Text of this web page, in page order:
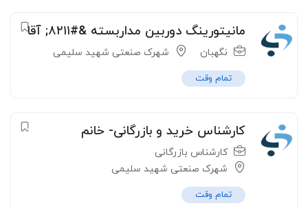
مانیتورینگ دوربین مداربسته &#۸۲۱۱; آقا
نگهبان شهرک صنعتی شهید سلیمی
تمام وقت
کارشناس خرید و بازرگانی- خانم
کارشناس بازرگانی
شهرک صنعتی شهید سلیمی
تمام وقت